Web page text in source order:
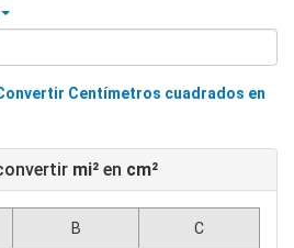
Centímetros cuadrados en
mi² en cm²
B C